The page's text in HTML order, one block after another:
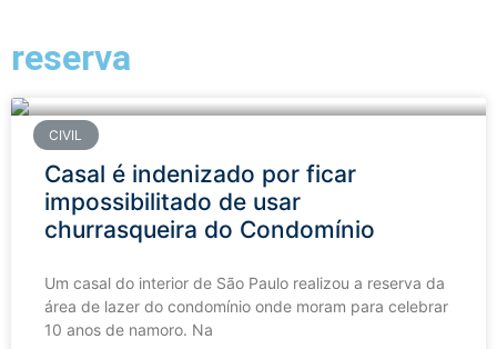
reserva
CIVIL
Casal é indenizado por ficar
impossibilitado de usar
churrasqueira do Condomínio
Um casal do interior de São Paulo realizou a reserva da
área de lazer do condomínio onde moram para celebrar
10 anos de namoro. Na